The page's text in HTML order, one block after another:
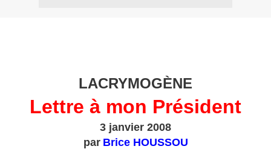
LACRYMOGÈNE
Lettre à mon Président
3 janvier 2008
par Brice HOUSSOU